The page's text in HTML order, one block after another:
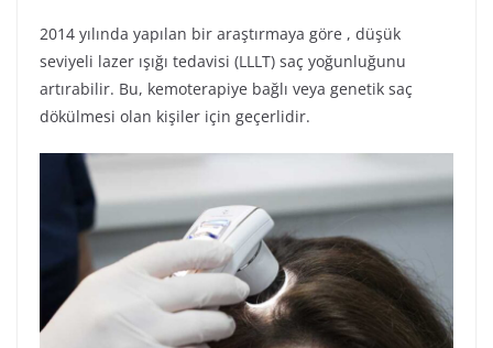
2014 yılında yapılan bir araştırmaya göre , düşük
seviyeli lazer ışığı tedavisi (LLLT) saç yoğunluğunu
artırabilir. Bu, kemoterapiye bağlı veya genetik saç
dökülmesi olan kişiler için geçerlidir.